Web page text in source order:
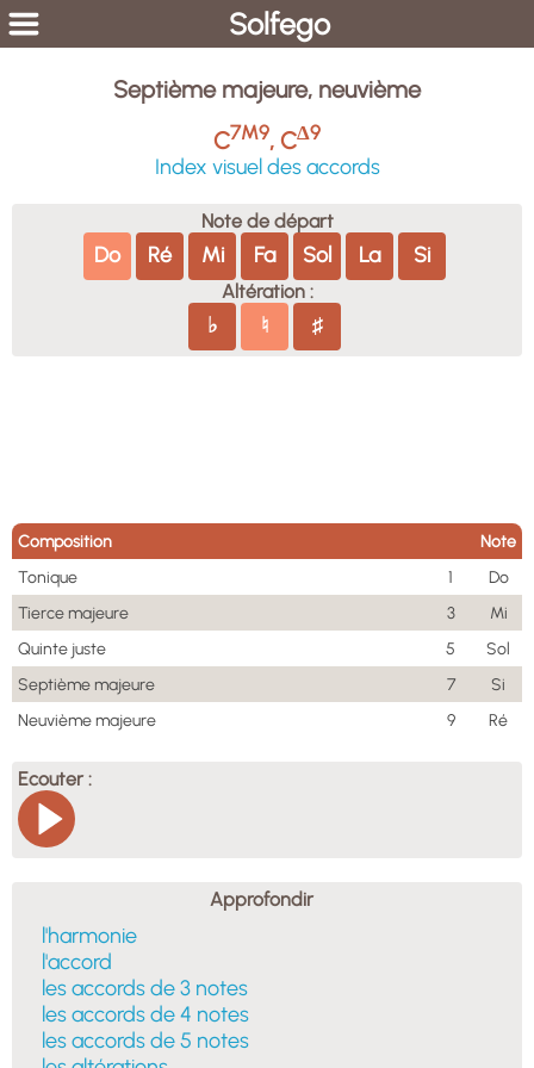
Solfego
Septième majeure, neuvième
C7M9, CΔ9
Index visuel des accords
Note de départ
Do Ré Mi Fa Sol La Si
Altération :
♭ ♮ ♯
Composition
Note
Tonique
1
Do
Tierce majeure
3
Mi
Quinte juste
5
Sol
Septième majeure
7
Si
Neuvième majeure
9 Ré
Ecouter :
Approfondir
l'harmonie
l'accord
les accords de 3 notes
les accords de 4 notes
les accords de 5 notes